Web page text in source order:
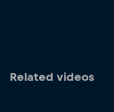
Related videos